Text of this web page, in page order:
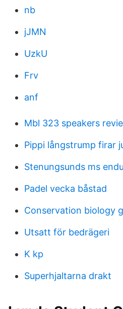
nb
jJMN
UzkU
Frv
anf
Mbl 323 speakers
Pippi långstrump firar
Stenungsunds ms
Padel vecka båstad
Conservation biology
Utsatt för bedrägeri
K kp
Superhjaltarna drakt